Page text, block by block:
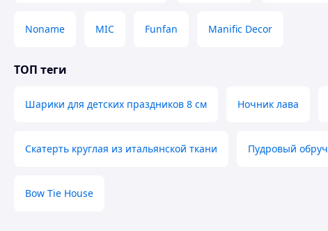
Noname MIC Funfan Manific Decor
ТОП теги
Шарики для детских праздников 8 см Ночник лава
Скатерть круглая из итальянской ткани Пудровый обруч
Bow Tie House